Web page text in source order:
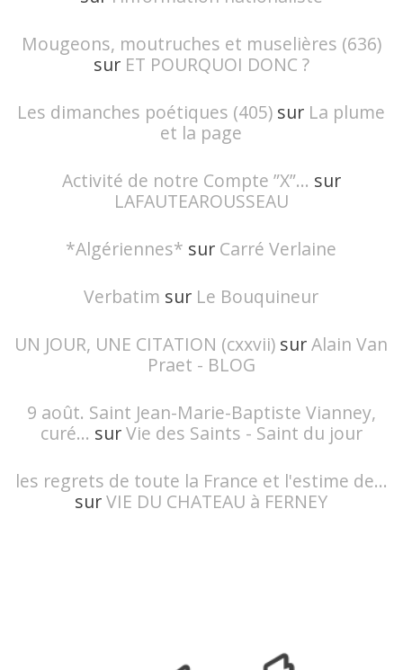
Mougeons, moutruches et muselières (636)
sur ET POURQUOI DONC ?
Les dimanches poétiques (405) sur La plume
et la page
Activité de notre Compte ”X”... sur
LAFAUTEAROUSSEAU
*Algériennes* sur Carré Verlaine
Verbatim sur Le Bouquineur
UN JOUR, UNE CITATION (cxxvii) surAlain Van
Praet - BLOG
9 août. Saint Jean-Marie-Baptiste Vianney,
curé... surVie des Saints - Saint du jour
les regrets de toute la France et l'estime de...
surVIE DU CHATEAU à FERNEY